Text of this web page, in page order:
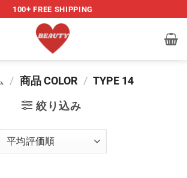
100+ FREE SHIPPING
/ 商品 COLOR / TYPE 14
絞り込み